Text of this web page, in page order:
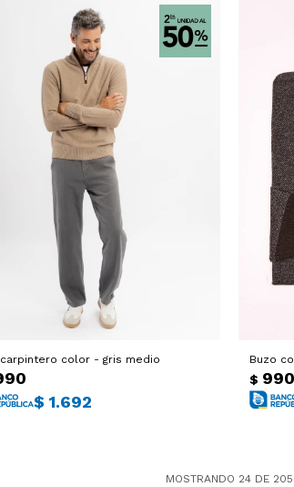
color - gris medio
$ 1.692
Buzo
$ 990
MOSTRANDO 24 DE 205